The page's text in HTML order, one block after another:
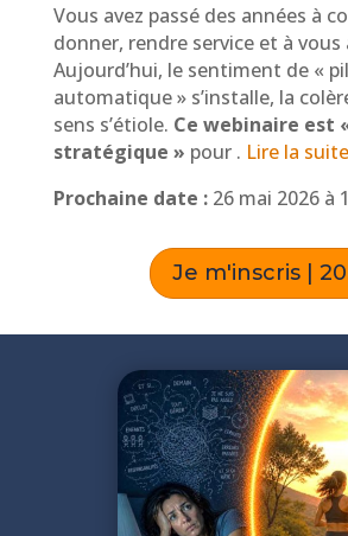
Vous avez passé des années à
donner, rendre service et à vous
Aujourd’hui, le sentiment de «
automatique » s’installe, la
sens s’étiole. Ce webinaire est
stratégique » pour . Lire la
Prochaine date :26 mai 2026 à
Je m'inscris |